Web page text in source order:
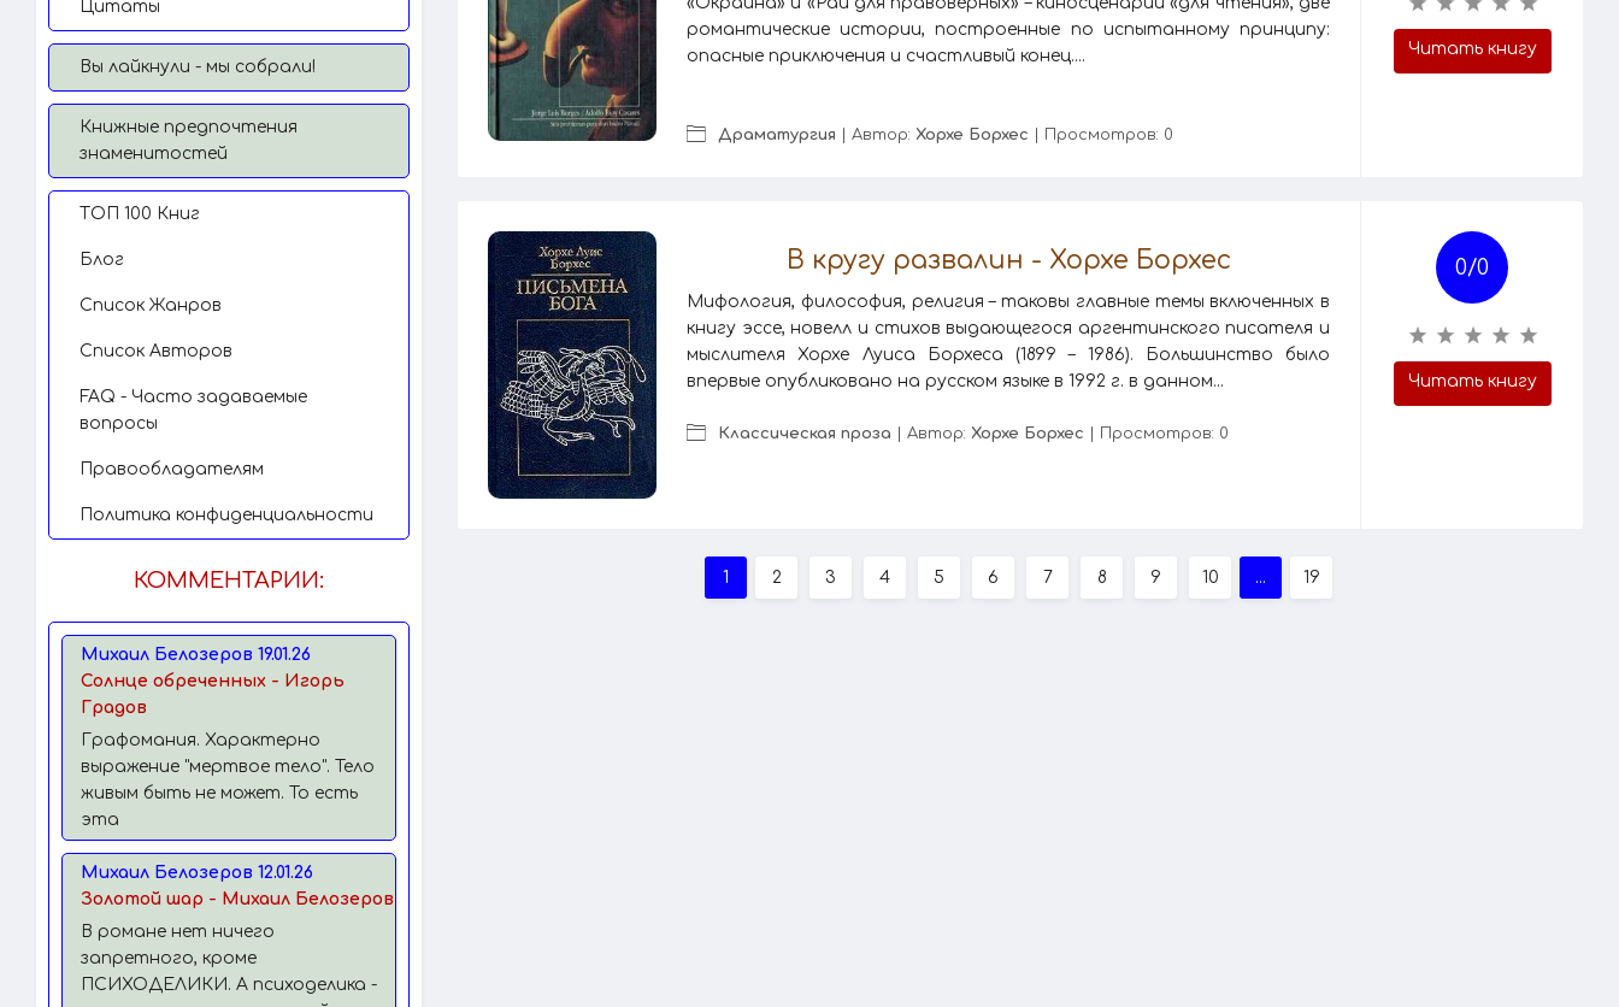
Цитаты
Вы лайкнули - мы собрали!
Книжные предпочтения
знаменитостей
TОП 100 Книг
Блог
Список Жанров
Список Авторов
FAQ - Часто задаваемые
вопросы
Правообладателям
Политика конфиденциальности
КОММЕНТАРИИ:
Михаил Белозеров 19.01.26
Солнце обреченных - Игорь
Градов
Графомания. Характерно
выражение "мертвое тело". Тело
живым быть не может. То есть
эта
Михаил Белозеров 12.01.26
Золотой шар - Михаил Белозеров
В романе нет ничего
запретного, кроме
ПСИХОДЕЛИКИ. А психоделика -
романтические истории, построенные по испытанному принципу:
опасные приключения и счастливый конец....
Драматургия | Автор: Хорхе Борхес | Просмотров: 0
Читать книгу
В кругу развалин - Хорхе Борхес
Мифология, философия, религия – таковы главные темы включенных в
книгу эссе, новелл и стихов выдающегося аргентинского писателя и
мыслителя Хорхе Луиса Борхеса (1899 – 1986). Большинство было
впервые опубликовано на русском языке в 1992 г. в данном...
Классическая проза | Автор: Хорхе Борхес | Просмотров: 0
0/0
Читать книгу
1 2 3 4 5 6 7 8 9 10 ... 19